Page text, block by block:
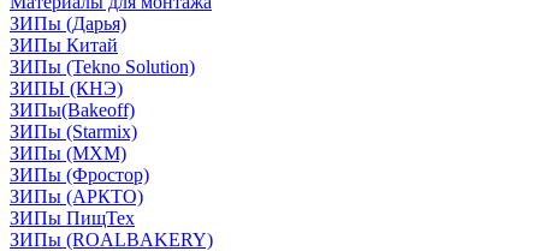
ЗИПы (Дарья)
ЗИПы Китай
ЗИПы (Tekno Solution)
ЗИПЫ (КНЭ)
ЗИПы(Bakeoff)
ЗИПы (Starmix)
ЗИПы (МХМ)
ЗИПы (Фростор)
ЗИПы (АРКТО)
ЗИПы ПищТех
ЗИПы (ROALBAKERY)